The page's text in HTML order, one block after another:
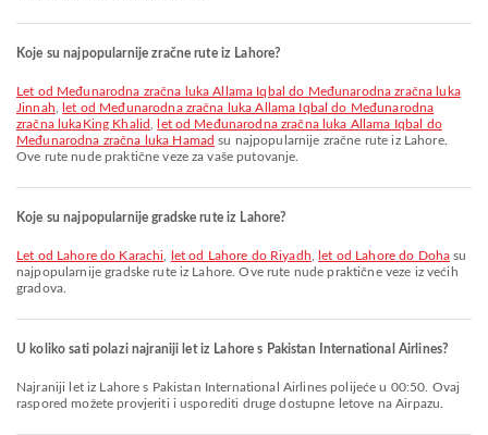
Koje su najpopularnije zračne rute iz Lahore?
let od Međunarodna zračna luka Allama Iqbal do Međunarodna zračna luka
Jinnah
let od Međunarodna zračna luka Allama Iqbal do Međunarodna
zračna lukaKing Khalid
let od Međunarodna zračna luka Allama Iqbal do
Međunarodna zračna luka Hamad su najpopularnije zračne rute iz Lahore.
Ove rute nude praktične veze za vaše putovanje.
Koje su najpopularnije gradske rute iz Lahore?
let od Lahore do Karachi let od Lahore do Riyadh let od Lahore do Doha su
najpopularnije gradske rute iz Lahore. Ove rute nude praktične veze iz većih
gradova.
U koliko sati polazi najraniji let iz Lahore s Pakistan International Airlines?
Najraniji let iz Lahore s Pakistan International Airlines polijeće u 00:50. Ovaj
raspored možete provjeriti i usporediti druge dostupne letove na Airpazu.